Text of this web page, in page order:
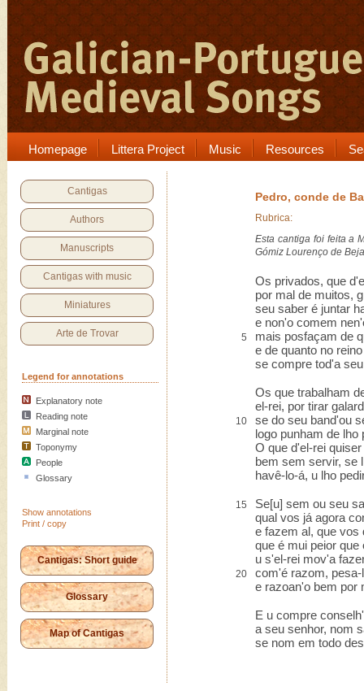
Homepage Littera Project Music Resources
Cantigas
Authors
Manuscripts
Cantigas with music
Miniatures
Arte de Trovar
Legend for annotations
Explanatory note
Reading note
Marginal note
Toponymy
People
Glossary
Show annotations
Print / copy
Cantigas: Short guide
Glossary
Map of Cantigas
Pedro, conde de
Rubrica:
Esta cantiga foi feita a
Gómiz Lourenço de
Os privados, que
por mal de muitos,
seu saber é juntar
e non'o comem
5
mais posfaçam de
e de quanto no
se compre tod'a
Os que trabalham
el-rei, por tirar
10
se do seu band'ou
logo punham de lho
O que d'el-rei quiser
bem sem servir, se
havê-lo-á, u lho
15
Se[u] sem ou seu
qual vos já agora
e fazem al, que vos
que é mui peior que
u s'el-rei mov'a
20
com'é razom, pesa-
e razoan'o bem por
E u compre
a seu senhor, nom
se nom em todo